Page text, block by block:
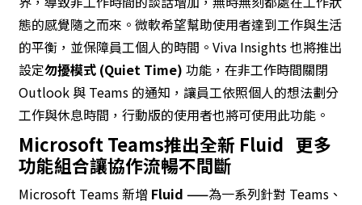
態的感覺隨之而來。微軟希望幫助使用者達到工作與生活
的平衡，並保障員工個人的時間。Viva Insights 也將推出
設定勿擾模式(Quiet Time) 功能，在非工作時間關閉
Outlook 與 Teams 的通知，讓員工依照個人的想法劃分
工作與休息時間，行動版的使用者也將可使用此功能。
Microsoft Teams推出全新 Fluid 更多
功能組合讓協作流暢不間斷
Microsoft Teams 新增 Fluid ——為一系列針對 Teams、